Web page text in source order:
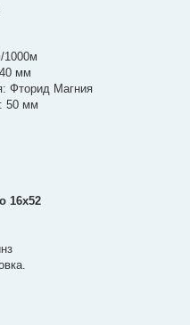
1000м
мм
Фторид Магния
50 мм
16x52